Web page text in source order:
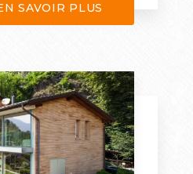
SAVOIR PLUS